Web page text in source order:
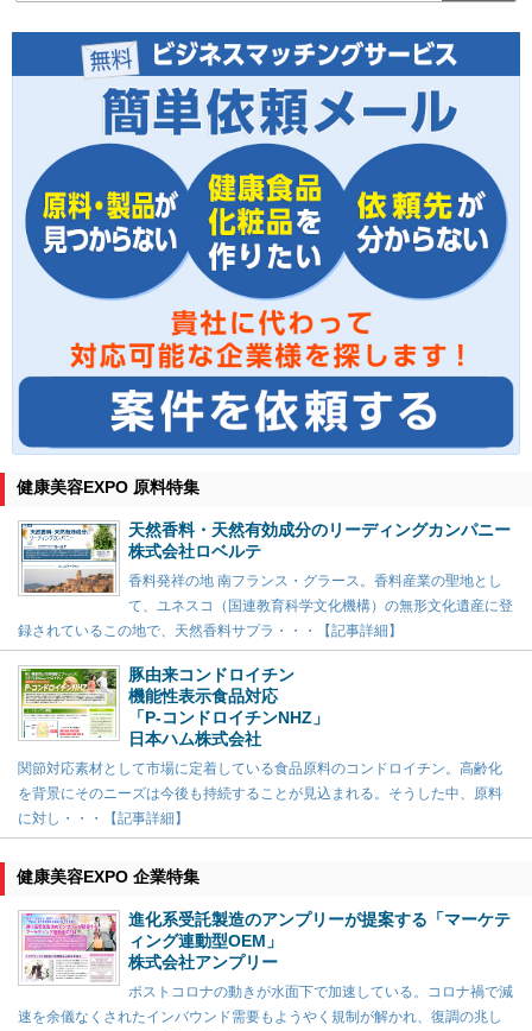
健康美容EXPO 原料特集
天然香料・天然有効成分のリーディングカンパニー
株式会社ロベルテ
香料発祥の地 南フランス・グラース。香料産業の聖地とし
て、ユネスコ（国連教育科学文化機構）の無形文化遺産に登
録されているこの地で、天然香料サプラ・・・【記事詳細】
豚由来コンドロイチン
機能性表示食品対応
「P-コンドロイチンNHZ」
日本ハム株式会社
関節対応素材として市場に定着している食品原料のコンドロイチン。高齢化
を背景にそのニーズは今後も持続することが見込まれる。そうした中、原料
に対し・・・【記事詳細】
健康美容EXPO 企業特集
進化系受託製造のアンプリーが提案する「マーケテ
ィング連動型OEM」
株式会社アンプリー
ポストコロナの動きが水面下で加速している。コロナ禍で減
速を余儀なくされたインバウンド需要もようやく規制が解かれ、復調の兆し